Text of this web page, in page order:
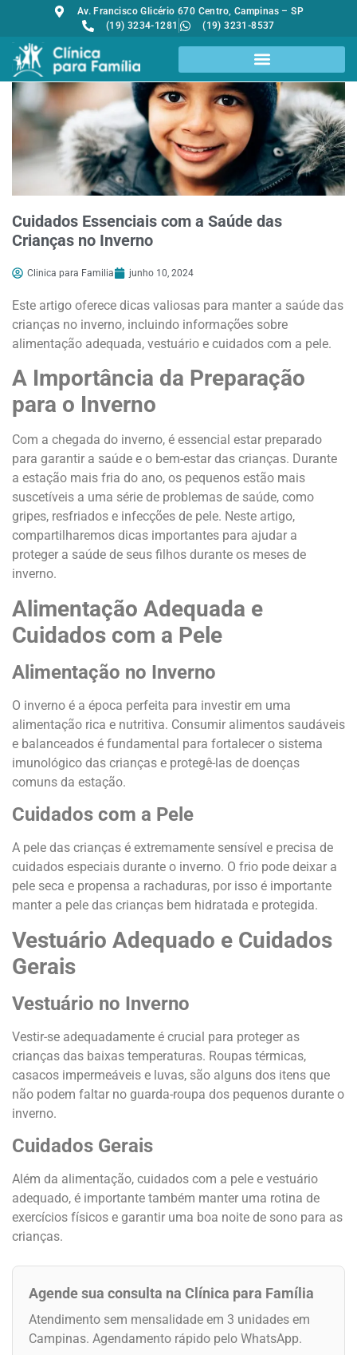
Av. Francisco Glicério 670 Centro, Campinas – SP
(19) 3234-1281
(19) 3231-8537
Cuidados Essenciais com a Saúde das
Crianças no Inverno
Clinica para Familia junho 10, 2024
Este artigo oferece dicas valiosas para manter a saúde das
crianças no inverno, incluindo informações sobre
alimentação adequada, vestuário e cuidados com a pele.
A Importância da Preparação
para o Inverno
Com a chegada do inverno, é essencial estar preparado
para garantir a saúde e o bem-estar das crianças. Durante
a estação mais fria do ano, os pequenos estão mais
suscetíveis a uma série de problemas de saúde, como
gripes, resfriados e infecções de pele. Neste artigo,
compartilharemos dicas importantes para ajudar a
proteger a saúde de seus filhos durante os meses de
inverno.
Alimentação Adequada e
Cuidados com a Pele
Alimentação no Inverno
O inverno é a época perfeita para investir em uma
alimentação rica e nutritiva. Consumir alimentos saudáveis
e balanceados é fundamental para fortalecer o sistema
imunológico das crianças e protegê-las de doenças
comuns da estação.
Cuidados com a Pele
A pele das crianças é extremamente sensível e precisa de
cuidados especiais durante o inverno. O frio pode deixar a
pele seca e propensa a rachaduras, por isso é importante
manter a pele das crianças bem hidratada e protegida.
Vestuário Adequado e Cuidados
Gerais
Vestuário no Inverno
Vestir-se adequadamente é crucial para proteger as
crianças das baixas temperaturas. Roupas térmicas,
casacos impermeáveis e luvas, são alguns dos itens que
não podem faltar no guarda-roupa dos pequenos durante o
inverno.
Cuidados Gerais
Além da alimentação, cuidados com a pele e vestuário
adequado, é importante também manter uma rotina de
exercícios físicos e garantir uma boa noite de sono para as
crianças.
Agende sua consulta na Clínica para Família
Atendimento sem mensalidade em 3 unidades em
Campinas. Agendamento rápido pelo WhatsApp.